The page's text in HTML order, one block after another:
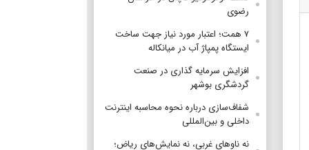
رضوی
۷ همت؛ اعتبار مورد نیاز جهت ساخت
ایستگاه پمپاژ آب در میانکاله
افزایش سرمایه گذاری در صنعت
گردشگری بوشهر
شفاف‌سازی درباره نحوه محاسبه اینترنت
داخلی و بین‌المللی
نه ناوهای غربی، نه نمایش‌های ریاض؛